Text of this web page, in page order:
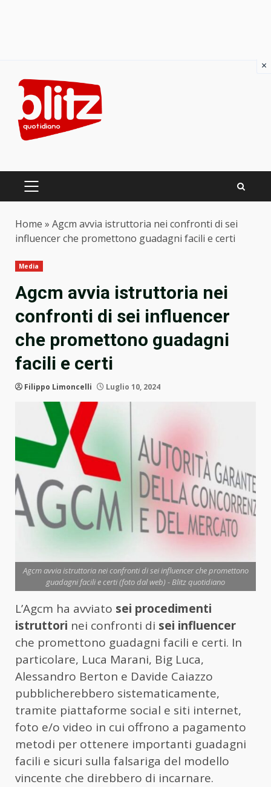
content
PRIMARY
Home » Agcm avvia istruttoria nei confronti di sei
influencer che promettono guadagni facili e certi
Media
Agcm avvia istruttoria nei
confronti di sei influencer
che promettono guadagni
facili e certi
Filippo Limoncelli Luglio 10, 2024
Agcm avvia istruttoria nei confronti di sei influencer che promettono
guadagni facili e certi (foto dal web) - Blitz quotidiano
L’Agcm ha avviato sei procedimenti
istruttori nei confronti di sei influencer
che promettono guadagni facili e certi. In
particolare, Luca Marani, Big Luca,
Alessandro Berton e Davide Caiazzo
pubblicherebbero sistematicamente,
tramite piattaforme social e siti internet,
foto e/o video in cui offrono a pagamento
metodi per ottenere importanti guadagni
facili e sicuri sulla falsariga del modello
vincente che direbbero di incarnare.
×